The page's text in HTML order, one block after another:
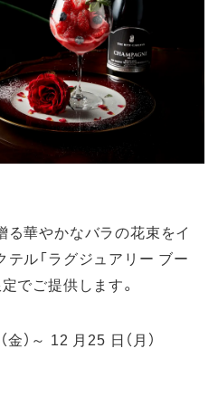
華やかなバラの花束をイ
ル「ラグジュアリー ブー
でご提供します。
）～ 12 月25 日（月）